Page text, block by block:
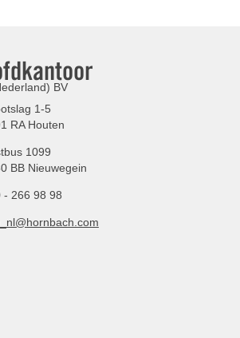
BV
1-5
RA Houten
1099
BB Nieuwegein
- 266 98 98